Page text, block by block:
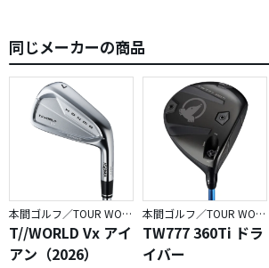
同じメーカーの商品
本間ゴルフ／TOUR WORLD
T//WORLD Vx アイ
アン（2026）
本間ゴルフ／TOUR WORLD
TW777 360Ti ドラ
イバー